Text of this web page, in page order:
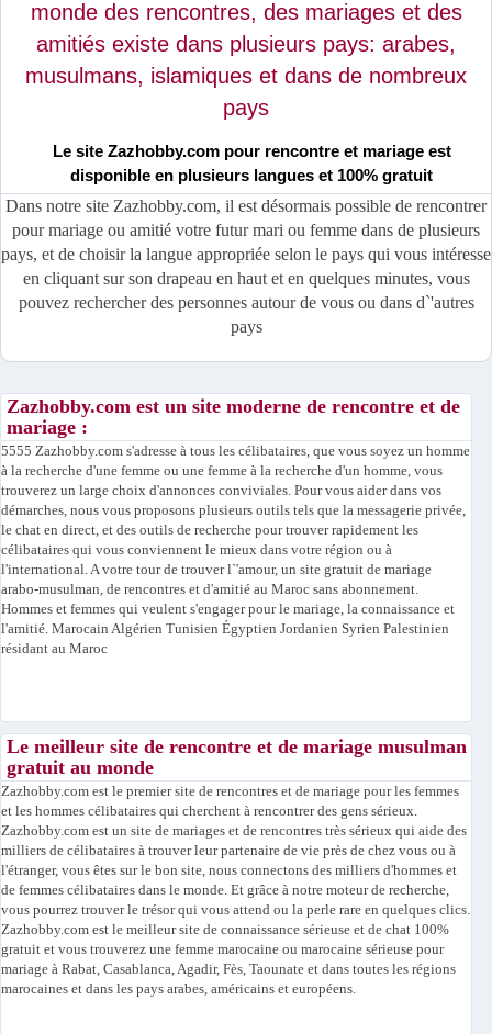
monde des rencontres, des mariages et des
amitiés existe dans plusieurs pays: arabes,
musulmans, islamiques et dans de nombreux
pays
Le site Zazhobby.com pour rencontre et mariage est
disponible en plusieurs langues et 100% gratuit
Dans notre site Zazhobby.com, il est désormais possible de rencontrer
pour mariage ou amitié votre futur mari ou femme dans de plusieurs
pays, et de choisir la langue appropriée selon le pays qui vous intéresse
en cliquant sur son drapeau en haut et en quelques minutes, vous
pouvez rechercher des personnes autour de vous ou dans d`'autres
pays
Zazhobby.com est un site moderne de rencontre et de
mariage :
5555 Zazhobby.com s'adresse à tous les célibataires, que vous soyez un homme
à la recherche d'une femme ou une femme à la recherche d'un homme, vous
trouverez un large choix d'annonces conviviales. Pour vous aider dans vos
démarches, nous vous proposons plusieurs outils tels que la messagerie privée,
le chat en direct, et des outils de recherche pour trouver rapidement les
célibataires qui vous conviennent le mieux dans votre région ou à
l'international. A votre tour de trouver l`'amour, un site gratuit de mariage
arabo-musulman, de rencontres et d'amitié au Maroc sans abonnement.
Hommes et femmes qui veulent s'engager pour le mariage, la connaissance et
l'amitié. Marocain Algérien Tunisien Égyptien Jordanien Syrien Palestinien
résidant au Maroc
Le meilleur site de rencontre et de mariage musulman
gratuit au monde
Zazhobby.com est le premier site de rencontres et de mariage pour les femmes
et les hommes célibataires qui cherchent à rencontrer des gens sérieux.
Zazhobby.com est un site de mariages et de rencontres très sérieux qui aide des
milliers de célibataires à trouver leur partenaire de vie près de chez vous ou à
l'étranger, vous êtes sur le bon site, nous connectons des milliers d'hommes et
de femmes célibataires dans le monde. Et grâce à notre moteur de recherche,
vous pourrez trouver le trésor qui vous attend ou la perle rare en quelques clics.
Zazhobby.com est le meilleur site de connaissance sérieuse et de chat 100%
gratuit et vous trouverez une femme marocaine ou marocaine sérieuse pour
mariage à Rabat, Casablanca, Agadir, Fès, Taounate et dans toutes les régions
marocaines et dans les pays arabes, américains et européens.